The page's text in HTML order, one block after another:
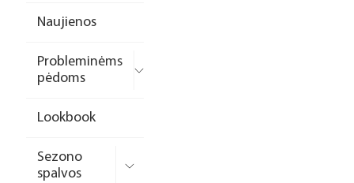
Naujienos
Probleminėms
pėdoms
Lookbook
Sezono
spalvos